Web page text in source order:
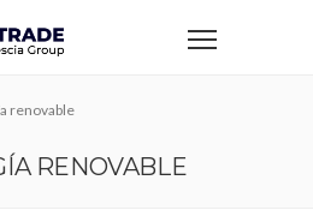
renovable
RENOVABLE